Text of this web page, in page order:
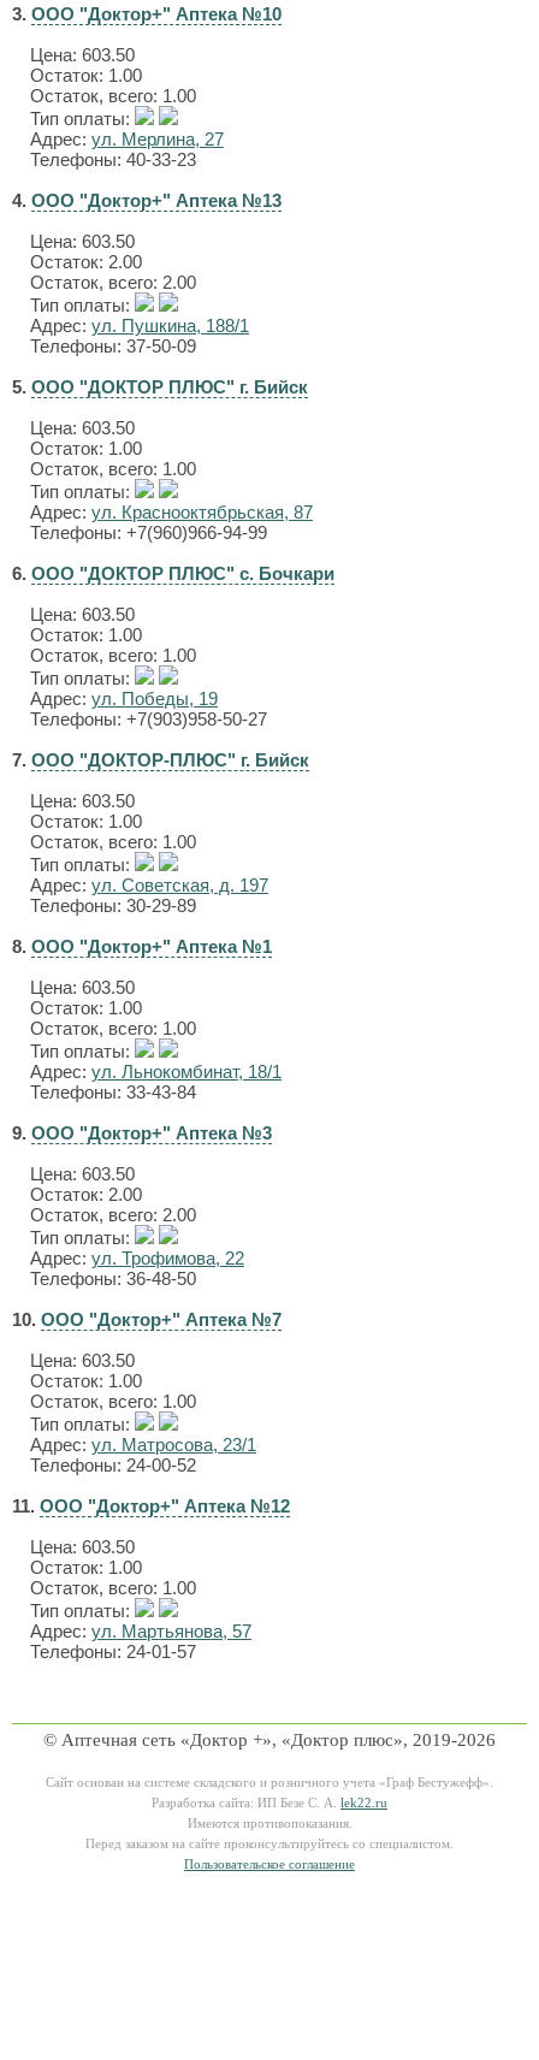
3. ООО "Доктор+" Аптека №10
Цена: 603.50
Остаток: 1.00
Остаток, всего: 1.00
Тип оплаты:
Адрес: ул. Мерлина, 27
Телефоны: 40-33-23
4. ООО "Доктор+" Аптека №13
Цена: 603.50
Остаток: 2.00
Остаток, всего: 2.00
Тип оплаты:
Адрес: ул. Пушкина, 188/1
Телефоны: 37-50-09
5. ООО "ДОКТОР ПЛЮС" г. Бийск
Цена: 603.50
Остаток: 1.00
Остаток, всего: 1.00
Тип оплаты:
Адрес: ул. Краснооктябрьская, 87
Телефоны: +7(960)966-94-99
6. ООО "ДОКТОР ПЛЮС" с. Бочкари
Цена: 603.50
Остаток: 1.00
Остаток, всего: 1.00
Тип оплаты:
Адрес: ул. Победы, 19
Телефоны: +7(903)958-50-27
7. ООО "ДОКТОР-ПЛЮС" г. Бийск
Цена: 603.50
Остаток: 1.00
Остаток, всего: 1.00
Тип оплаты:
Адрес: ул. Советская, д. 197
Телефоны: 30-29-89
8. ООО "Доктор+" Аптека №1
Цена: 603.50
Остаток: 1.00
Остаток, всего: 1.00
Тип оплаты:
Адрес: ул. Льнокомбинат, 18/1
Телефоны: 33-43-84
9. ООО "Доктор+" Аптека №3
Цена: 603.50
Остаток: 2.00
Остаток, всего: 2.00
Тип оплаты:
Адрес: ул. Трофимова, 22
Телефоны: 36-48-50
10. ООО "Доктор+" Аптека №7
Цена: 603.50
Остаток: 1.00
Остаток, всего: 1.00
Тип оплаты:
Адрес: ул. Матросова, 23/1
Телефоны: 24-00-52
11. ООО "Доктор+" Аптека №12
Цена: 603.50
Остаток: 1.00
Остаток, всего: 1.00
Тип оплаты:
Адрес: ул. Мартьянова, 57
Телефоны: 24-01-57
© Аптечная сеть «Доктор +», «Доктор плюс», 2019-2026
Сайт основан на системе складского и розничного учета «Граф Бестужефф».
Разработка сайта: ИП Безе С. А. lek22.ru
Имеются противопоказания.
Перед заказом на сайте проконсультируйтесь со специалистом.
Пользовательское соглашение